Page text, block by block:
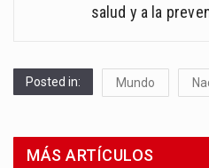
salud y a la
Posted in: Mundo
MÁS ARTÍCULOS